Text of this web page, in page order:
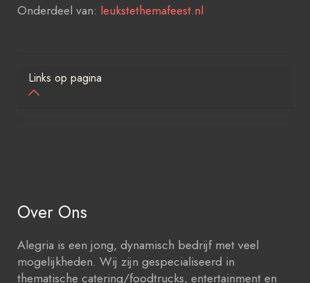
Onderdeel van: leukstethemafeest.nl
Links op pagina
Over Ons
Alegria is een jong, dynamisch bedrijf met veel
mogelijkheden. Wij zijn gespecialiseerd in
thematische catering/foodtrucks, entertainment en